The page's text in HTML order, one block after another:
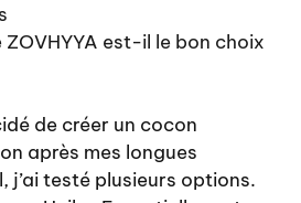
ZOVHYYA est-il le bon choix
de créer un cocon
après mes longues
j’ai testé plusieurs options.